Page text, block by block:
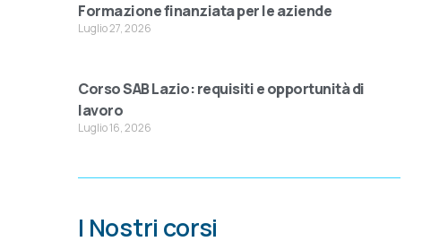
Formazione finanziata per le aziende
Luglio 27, 2026
Corso SAB Lazio: requisiti e opportunità di
lavoro
Luglio 16, 2026
I Nostri corsi